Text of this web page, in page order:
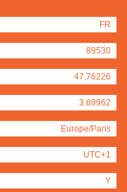
FR
89530
47.76226
3.69962
Europe/Paris
UTC+1
Y